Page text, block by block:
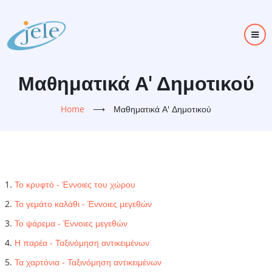
main
content
Μαθηματικά Α' Δημοτικού
Home ⟶ Μαθηματικά Α' Δημοτικού
Το κρυφτό - Έννοιες του χώρου
Το γεμάτο καλάθι - Έννοιες μεγεθών
Το ψάρεμα - Έννοιες μεγεθών
Η παρέα - Ταξινόμηση αντικειμένων
Τα χαρτόνια - Ταξινόμηση αντικειμένων